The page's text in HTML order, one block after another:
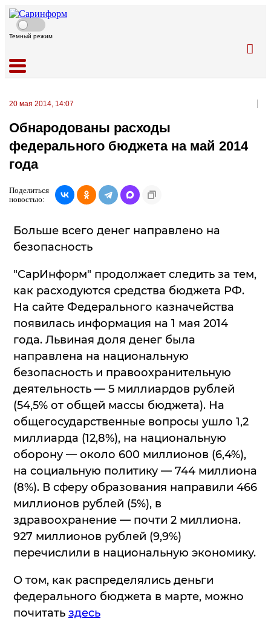
Темный режим
20 мая 2014, 14:07
Обнародованы расходы
федерального бюджета на май 2014
года
Поделиться
новостью:
Больше всего денег направлено на
безопасность
"СарИнформ" продолжает следить за тем,
как расходуются средства бюджета РФ.
На сайте Федерального казначейства
появилась информация на 1 мая 2014
года. Львиная доля денег была
направлена на национальную
безопасность и правоохранительную
деятельность — 5 миллиардов рублей
(54,5% от общей массы бюджета). На
общегосударственные вопросы ушло 1,2
миллиарда (12,8%), на национальную
оборону — около 600 миллионов (6,4%),
на социальную политику — 744 миллиона
(8%). В сферу образования направили 466
миллионов рублей (5%), в
здравоохранение — почти 2 миллиона.
927 миллионов рублей (9,9%)
перечислили в национальную экономику.
О том, как распределялись деньги
федерального бюджета в марте, можно
почитать здесь